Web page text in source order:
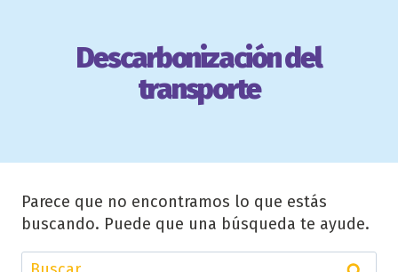
Descarbonización del
transporte
Parece que no encontramos lo que estás
buscando. Puede que una búsqueda te ayude.
Buscar: